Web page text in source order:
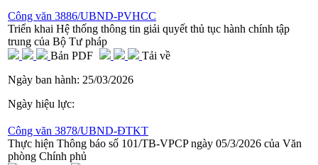
Công văn 3886/UBND-PVHCC
Triển khai Hệ thống thông tin giải quyết thủ tục hành chính tập
trung của Bộ Tư pháp
Bản PDF
Tải về
Ngày ban hành: 25/03/2026
Ngày hiệu lực:
Công văn 3878/UBND-ĐTKT
Thực hiện Thông báo số 101/TB-VPCP ngày 05/3/2026 của Văn
phòng Chính phủ